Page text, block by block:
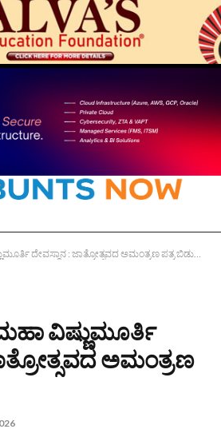
ದೇವಸ್ಥಾನ : ಜಾತ್ರೋತ್ಸವದ ಅಮಂತ್ರಣ ಪತ್ರ ಬಿಡುಗಡೆ
ಮಹಾ ವಿಷ್ಣುಮೂರ್ತಿ
ಅಮಂತ್ರಣ